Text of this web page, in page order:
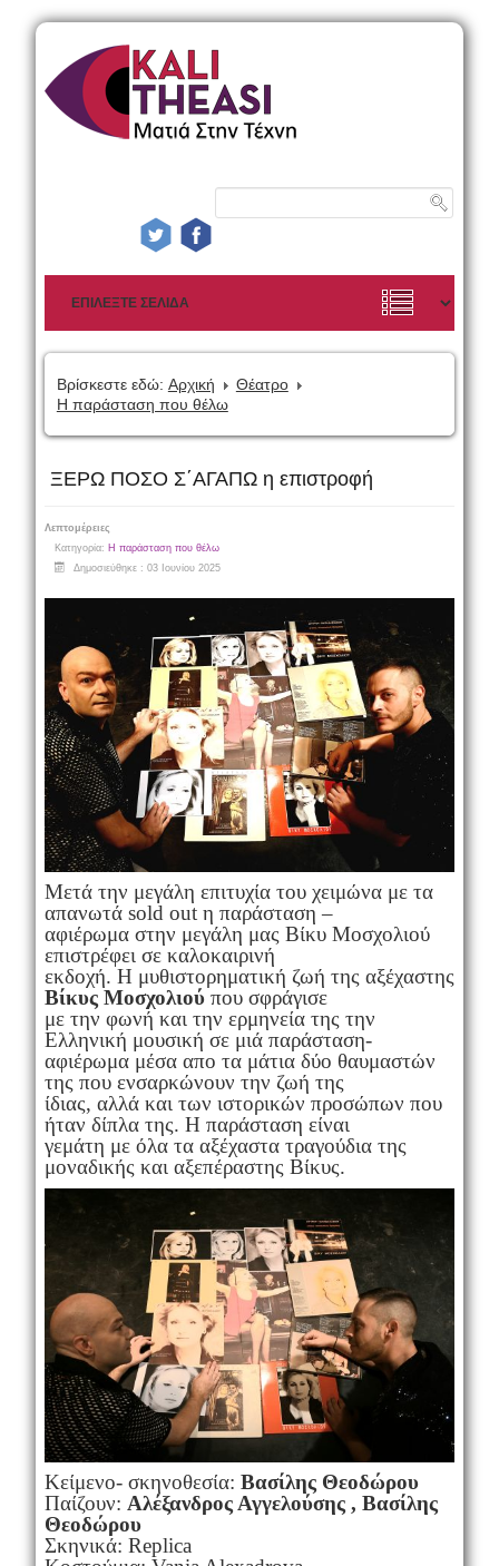
Βρίσκεστε εδώ: Αρχική
Θέατρο
Η παράσταση που θέλω
ΞΕΡΩ ΠΟΣΟ Σ΄ΑΓΑΠΩ η επιστροφή
Λεπτομέρειες
Κατηγορία: Η παράσταση που θέλω
Δημοσιεύθηκε : 03 Ιουνίου 2025
Mετά την μεγάλη επιτυχία του χειμώνα με τα
απανωτά sold out η παράσταση –
αφιέρωμα στην μεγάλη μας Βίκυ Μοσχολιού
επιστρέφει σε καλοκαιρινή
εκδοχή. Η μυθιστορηματική ζωή της αξέχαστης
Βίκυς Μοσχολιούπου σφράγισε
με την φωνή και την ερμηνεία της την
Ελληνική μουσική σε μιά παράσταση-
αφιέρωμα μέσα απο τα μάτια δύο θαυμαστών
της που ενσαρκώνουν την ζωή της
ίδιας, αλλά και των ιστορικών προσώπων που
ήταν δίπλα της. Η παράσταση είναι
γεμάτη με όλα τα αξέχαστα τραγούδια της
μοναδικής και αξεπέραστης Βίκυς.
Κείμενο- σκηνοθεσία: Βασίλης Θεοδώρου
Παίζουν: Αλέξανδρος Αγγελούσης , Βασίλης
Θεοδώρου
Σκηνικά: Replica